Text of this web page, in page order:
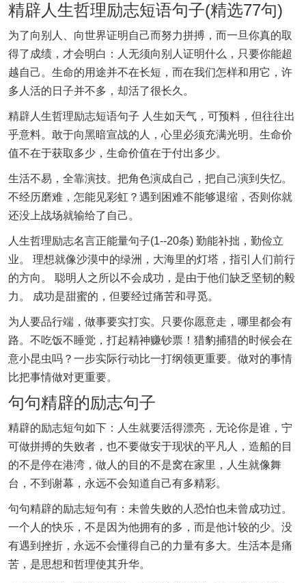
精辟人生哲理励志短语句子(精选77句)
为了向别人、向世界证明自己而努力拼搏，而一旦你真的取
得了成绩，才会明白：人无须向别人证明什么，只要你能超
越自己。生命的用途并不在长短，而在我们怎样和用它，许
多人活的日子并不多，却活了很长久。
精辟人生哲理励志短语句子 人生如天气，可预料，但往往出
乎意料。敢于向黑暗宣战的人，心里必须充满光明。生命价
值不在于获取多少，生命价值在于付出多少。
生活不易，全靠演技。把角色演成自己，把自己演到失忆。
不经历磨难，怎能见彩虹？遇到困难不能够退缩，否则你就
还没上战场就输给了自己。
人生哲理励志名言正能量句子(1--20条) 勤能补拙，勤俭立
业。 理想就像沙漠中的绿洲，大海里的灯塔，指引人们前行
的方向。 聪明人之所以不会成功，是由于他们缺乏坚韧的毅
力。 成功是甜蜜的，但要经过痛苦和寻觅。
为人要品行端，做事要实打实。只要你愿意走，哪里都会有
路。不吃饭不睡觉，打起精神赚钞票！猎豹捕猎的时候会在
意小昆虫吗？一步实际行动比一打纲领更重要。做对的事情
比把事情做对更重要。
句句精辟的励志句子
精辟的励志短句如下：人生就要活得漂亮，无论你是谁，宁
可做拼搏的失败者，也不要做安于现状的平凡人，造船的目
的不是停在港湾，做人的目的不是窝在家里，人生就像舞
台，不到谢幕，永远不会知道自己有多精彩。
句句精辟的励志短句有：未曾失败的人恐怕也未曾成功过。
一个人的快乐，不是因为他拥有的多，而是他计较的少。没
有遇到挫折，永远不会懂得自己的力量有多大。生活本是痛
苦，是思想和哲理使其升华。